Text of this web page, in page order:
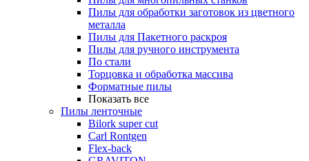
Пилы для обработки заготовок из цветного
металла
Пилы для Пакетного раскроя
Пилы для ручного инструмента
По стали
Торцовка и обработка массива
Форматные пилы
Показать все
Пилы ленточные
Bilork super cut
Carl Rontgen
Flex-back